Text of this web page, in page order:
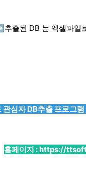
추출된 DB 는 엑셀파일
관심자 DB추출 프로그
홈페이지 :https://